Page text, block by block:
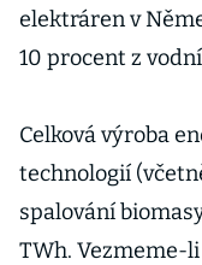
elektráren v
10 procent z
Celková výroba
technologií
spalování
TWh. Vezmeme-